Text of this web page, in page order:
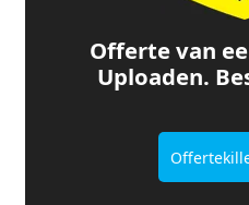
Offerte van
Uploaden.